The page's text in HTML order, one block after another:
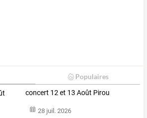
Populaires
concert 12 et 13 Août Pirou
28 juil. 2026